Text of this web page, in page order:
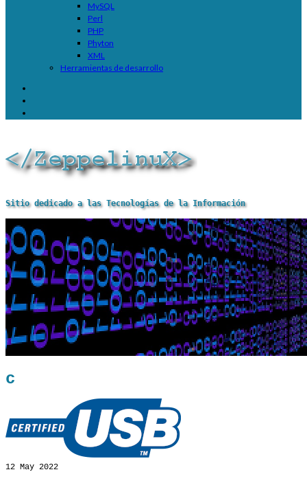
MySQL
Perl
PHP
Phyton
XML
Herramientas de desarrollo
Sitio dedicado a las Tecnologías de la Información
c
12 May 2022